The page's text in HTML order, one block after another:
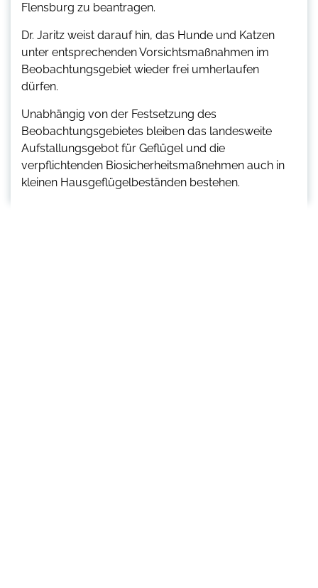
Flensburg zu beantragen.
Dr. Jaritz weist darauf hin, das Hunde und Katzen
unter entsprechenden Vorsichtsmaßnahmen im
Beobachtungsgebiet wieder frei umherlaufen
dürfen.
Unabhängig von der Festsetzung des
Beobachtungsgebietes bleiben das landesweite
Aufstallungsgebot für Geflügel und die
verpflichtenden Biosicherheitsmaßnehmen auch in
kleinen Hausgeflügelbeständen bestehen.